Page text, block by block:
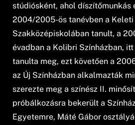
stúdiósként, ahol díszítőmunkás
2004/2005-ös tanévben a Keleti
Szakközépiskolában tanult, a
évadban a Kolibri Színházban,
tanulta meg, ezt követően a
az Új Színházban alkalmazták
szerezte meg a színész II.
próbálkozásra bekerült a
Egyetemre, Máté Gábor